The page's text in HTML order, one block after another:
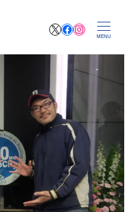
XFacebook
MENU